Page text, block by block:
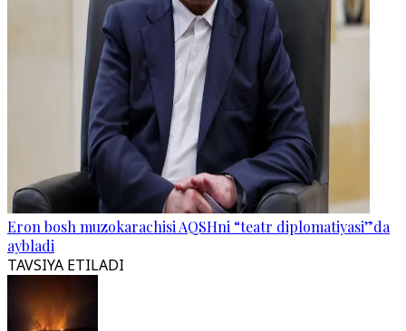
Eron bosh muzokarachisi AQSHni “teatr diplomatiyasi”da
aybladi
TAVSIYA ETILADI